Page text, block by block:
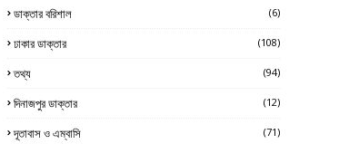
ডাক্তার বরিশাল (6)
ঢাকার ডাক্তার (108)
তথ্য (94)
দিনাজপুর ডাক্তার (12)
দূতাবাস ও এম্বাসি (71)